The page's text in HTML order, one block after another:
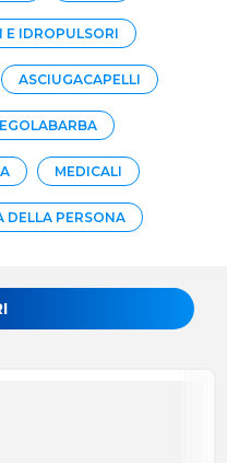
E IDROPULSORI
ASCIUGACAPELLI
MEDICALI
DELLA PERSONA